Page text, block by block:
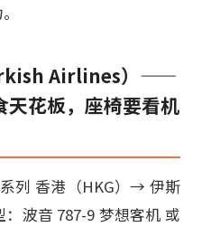
Airlines）——
天花板，座椅要看机
列 香港（HKG）→ 伊斯
波音 787-9 梦想客机 或